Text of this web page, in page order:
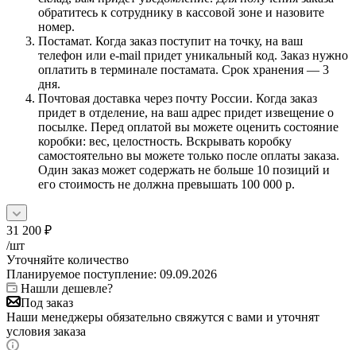
обратитесь к сотруднику в кассовой зоне и назовите
номер.
Постамат. Когда заказ поступит на точку, на ваш
телефон или e-mail придет уникальный код. Заказ нужно
оплатить в терминале постамата. Срок хранения — 3
дня.
Почтовая доставка через почту России. Когда заказ
придет в отделение, на ваш адрес придет извещение о
посылке. Перед оплатой вы можете оценить состояние
коробки: вес, целостность. Вскрывать коробку
самостоятельно вы можете только после оплаты заказа.
Один заказ может содержать не больше 10 позиций и
его стоимость не должна превышать 100 000 р.
31 200 ₽
/шт
Уточняйте количество
Планируемое поступление: 09.09.2026
Нашли дешевле?
Под заказ
Наши менеджеры обязательно свяжутся с вами и уточнят
условия заказа